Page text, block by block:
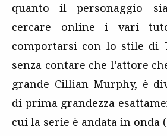
quanto il personaggio
cercare online i vari
comportarsi con lo stile di
senza contare che l’attore
grande Cillian Murphy, è
di prima grandezza
cui la serie è andata in onda